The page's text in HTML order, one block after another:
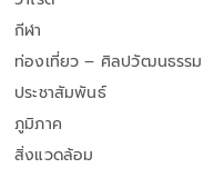
กีฬา
ท่องเที่ยว – ศิลปวัฒนธรรม
ประชาสัมพันธ์
ภูมิภาค
สิ่งแวดล้อม